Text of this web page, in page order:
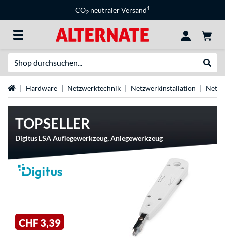
CO2 neutraler Versand1
StartseiteHardware Netzwerktechnik Netzwerkinstallation
TOPSELLER
Digitus LSA Auflegewerkzeug, Anlegewerkzeug
CHF 3,39